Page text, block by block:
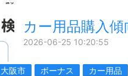
カー用品購入傾
2026-06-25 10:20:55
大阪市 ボーナス カー用品